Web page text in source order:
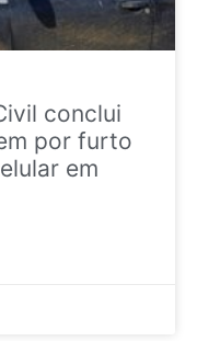
conclui
por furto
em